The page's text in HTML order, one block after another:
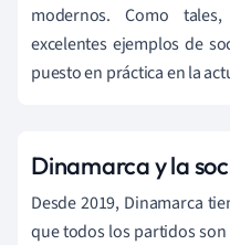
modernos. Como tales,
excelentes ejemplos de
puesto en práctica en la
Dinamarca y la
Desde 2019, Dinamarca
que todos los partidos